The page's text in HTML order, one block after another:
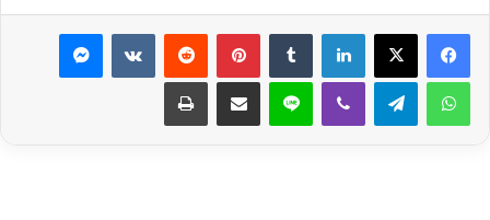
لينكدإن بينتيريست ماسنجر
واتساب تيلقرام ڤايبر لاين مشاركة عبر البريد طباعة